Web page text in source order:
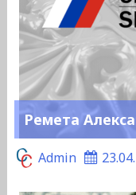
Ремета
Admin